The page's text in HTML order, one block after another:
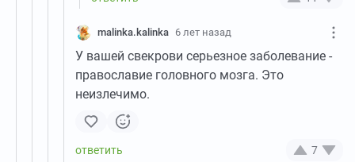
malinka.kalinka 6 лет назад
У вашей свекрови серьезное заболевание -
православие головного мозга. Это
неизлечимо.
7